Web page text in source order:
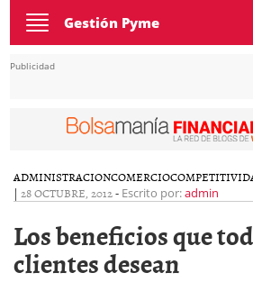
Toggle
navigation
Gestión Pyme
Publicidad
ADMINISTRACIONCOMERCIO
| 28 OCTUBRE, 2012- Escrito por:admin
Los beneficios que
clientes desean